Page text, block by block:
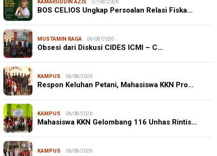
KAMARUDDIN AZIS 07/08/2026
BOS CELIOS Ungkap Persoalan Relasi Fiska…
MUSTAMIN RAGA 06/08/2026
Obsesi dari Diskusi CIDES ICMI – C…
KAMPUS 06/08/2026
Respon Keluhan Petani, Mahasiswa KKN Pro…
KAMPUS 06/08/2026
Mahasiswa KKN Gelombang 116 Unhas Rintis…
KAMPUS 06/08/2026